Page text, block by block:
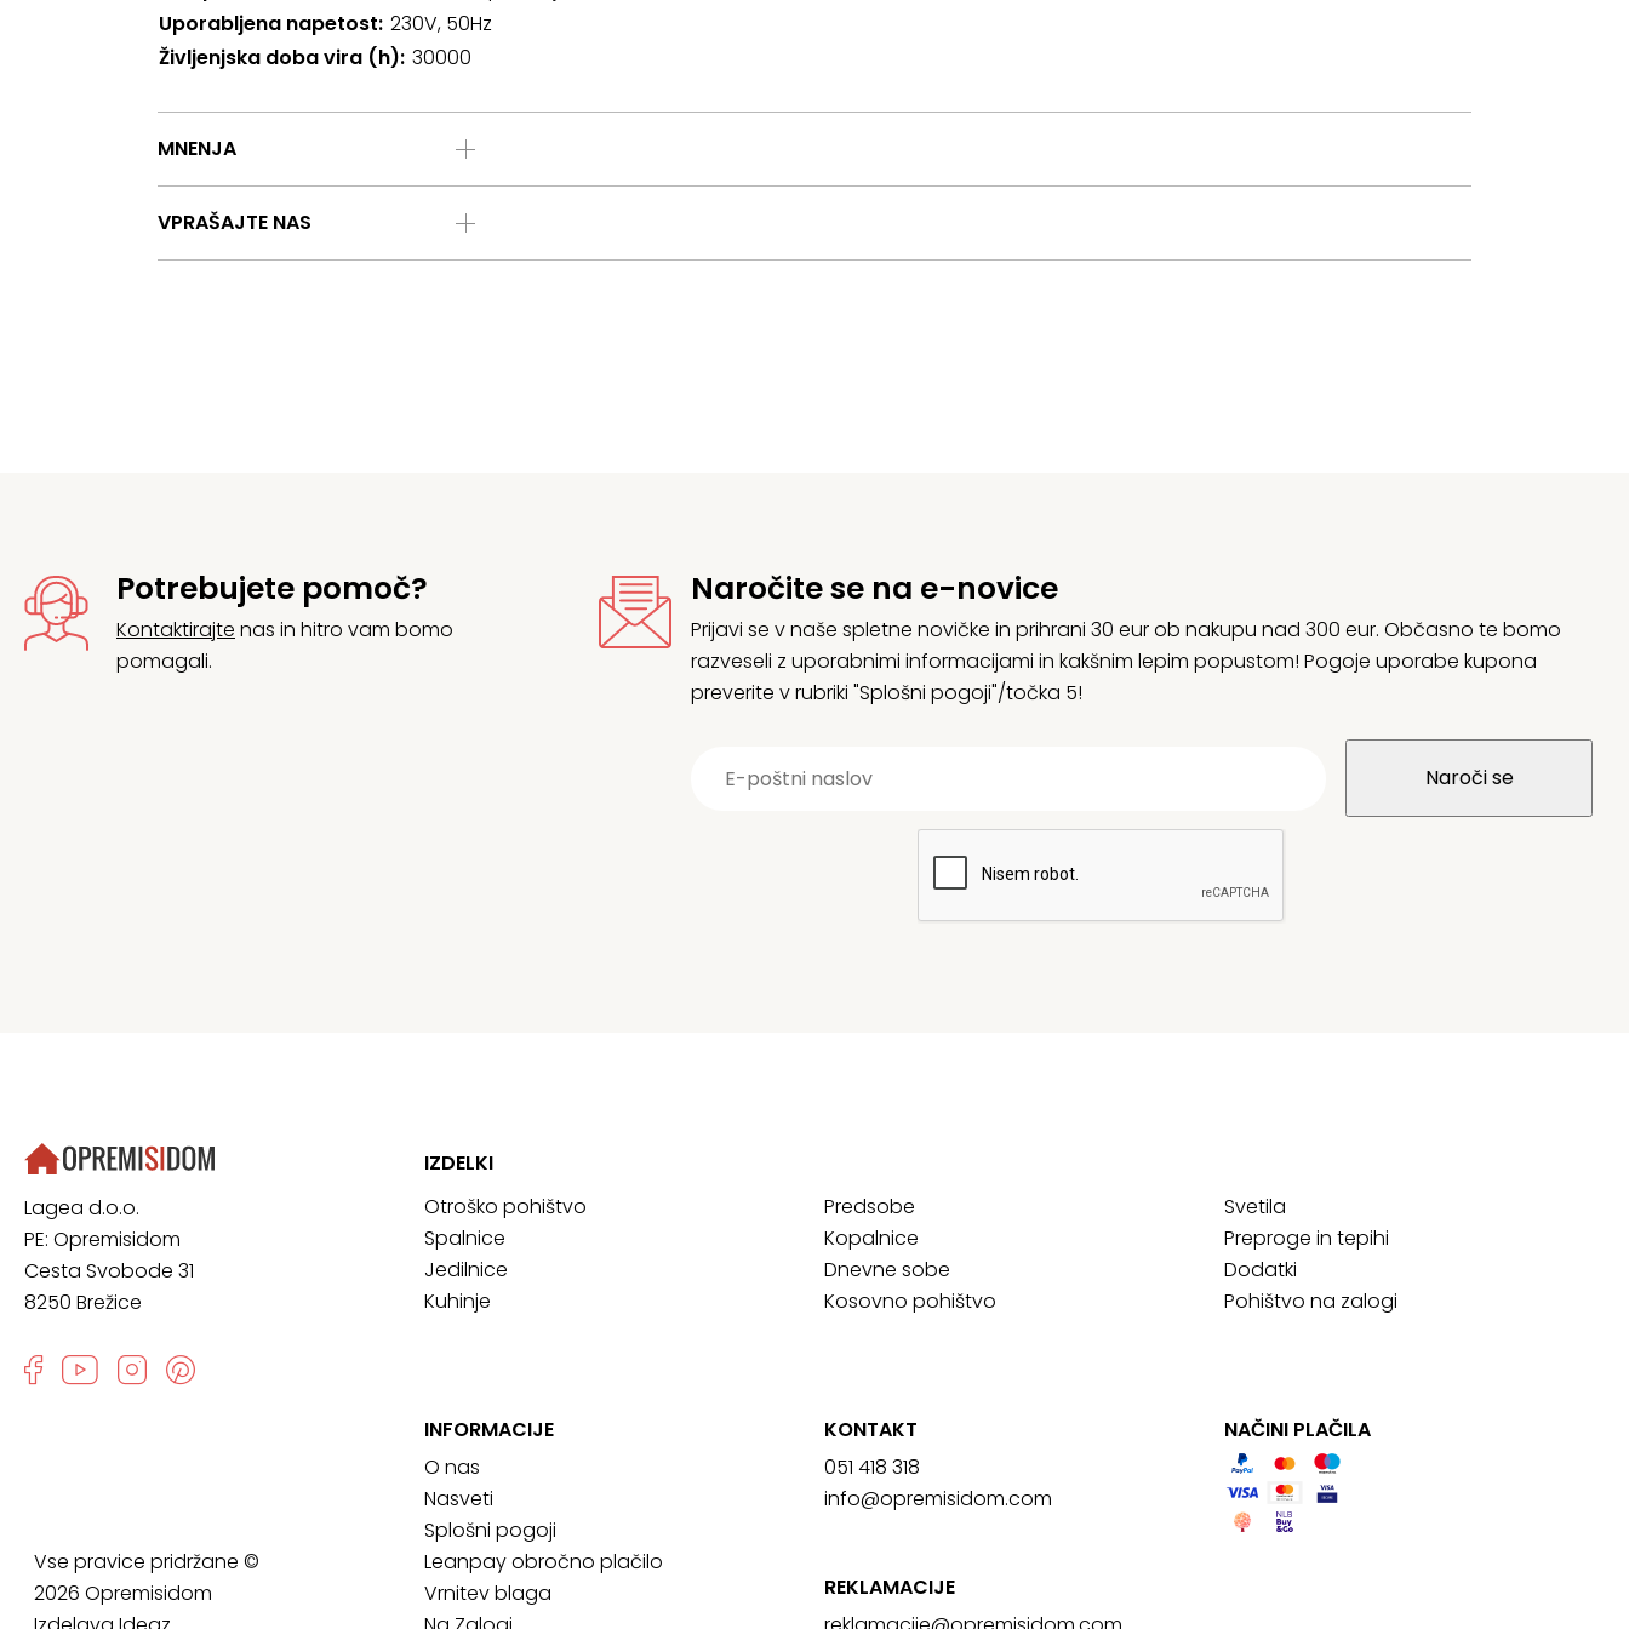
Uporabljena napetost 230V, 50Hz
Življenjska doba vira (h) 30000
MNENJA
VPRAŠAJTE NAS
Potrebujete pomoč?
Kontaktirajte nas in hitro vam bomo
pomagali.
Naročite se na e-novice
Prijavi se v naše spletne novičke in prihrani 30 eur ob nakupu nad 300 eur. Občasno te bomo
razveseli z uporabnimi informacijami in kakšnim lepim popustom! Pogoje uporabe kupona
preverite v rubriki "Splošni pogoji"/točka 5!
Lagea d.o.o.
PE: Opremisidom
Cesta Svobode 31
8250 Brežice
Vse pravice pridržane ©
2026 Opremisidom
IZDELKI
Otroško pohištvo
Spalnice
Jedilnice
Kuhinje
Predsobe
Kopalnice
Dnevne sobe
Kosovno pohištvo
Svetila
Preproge in tepihi
Dodatki
Pohištvo na zalogi
INFORMACIJE
O nas
Nasveti
Splošni pogoji
Leanpay obročno plačilo
Vrnitev blaga
KONTAKT
051 418 318
info@opremisidom.com
REKLAMACIJE
NAČINI PLAČILA